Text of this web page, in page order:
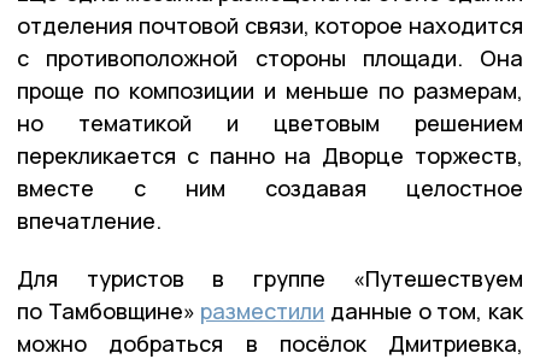
отделения почтовой связи, которое находится
с противоположной стороны площади. Она
проще по композиции и меньше по размерам,
но тематикой и цветовым решением
перекликается с панно на Дворце торжеств,
вместе с ним создавая целостное
впечатление.
Для туристов в группе «Путешествуем
по Тамбовщине» разместили данные о том, как
можно добраться в посёлок Дмитриевка,